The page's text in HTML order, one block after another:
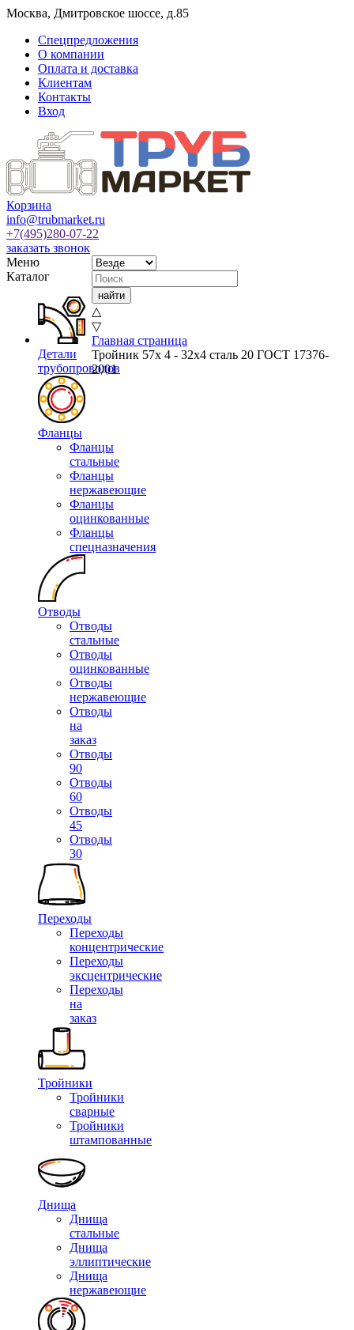
Москва, Дмитровское шоссе, д.85
Спецпредложения
О компании
Оплата и доставка
Клиентам
Контакты
Вход
Корзина
info@trubmarket.ru
+7(495)280-07-22
заказать звонок
Меню
Каталог
Детали
трубопроводов
Фланцы
Фланцы
стальные
Фланцы
нержавеющие
Фланцы
оцинкованные
Фланцы
спецназначения
Отводы
Отводы
стальные
Отводы
оцинкованные
Отводы
нержавеющие
Отводы
на
заказ
Отводы
90
Отводы
60
Отводы
45
Отводы
30
Переходы
Переходы
концентрические
Переходы
эксцентрические
Переходы
на
заказ
Тройники
Тройники
сварные
Тройники
штампованные
Днища
Днища
стальные
Днища
эллиптические
Днища
нержавеющие
△
▽
Главная страница
Тройник 57х 4 - 32х4 сталь 20 ГОСТ 17376-
2001